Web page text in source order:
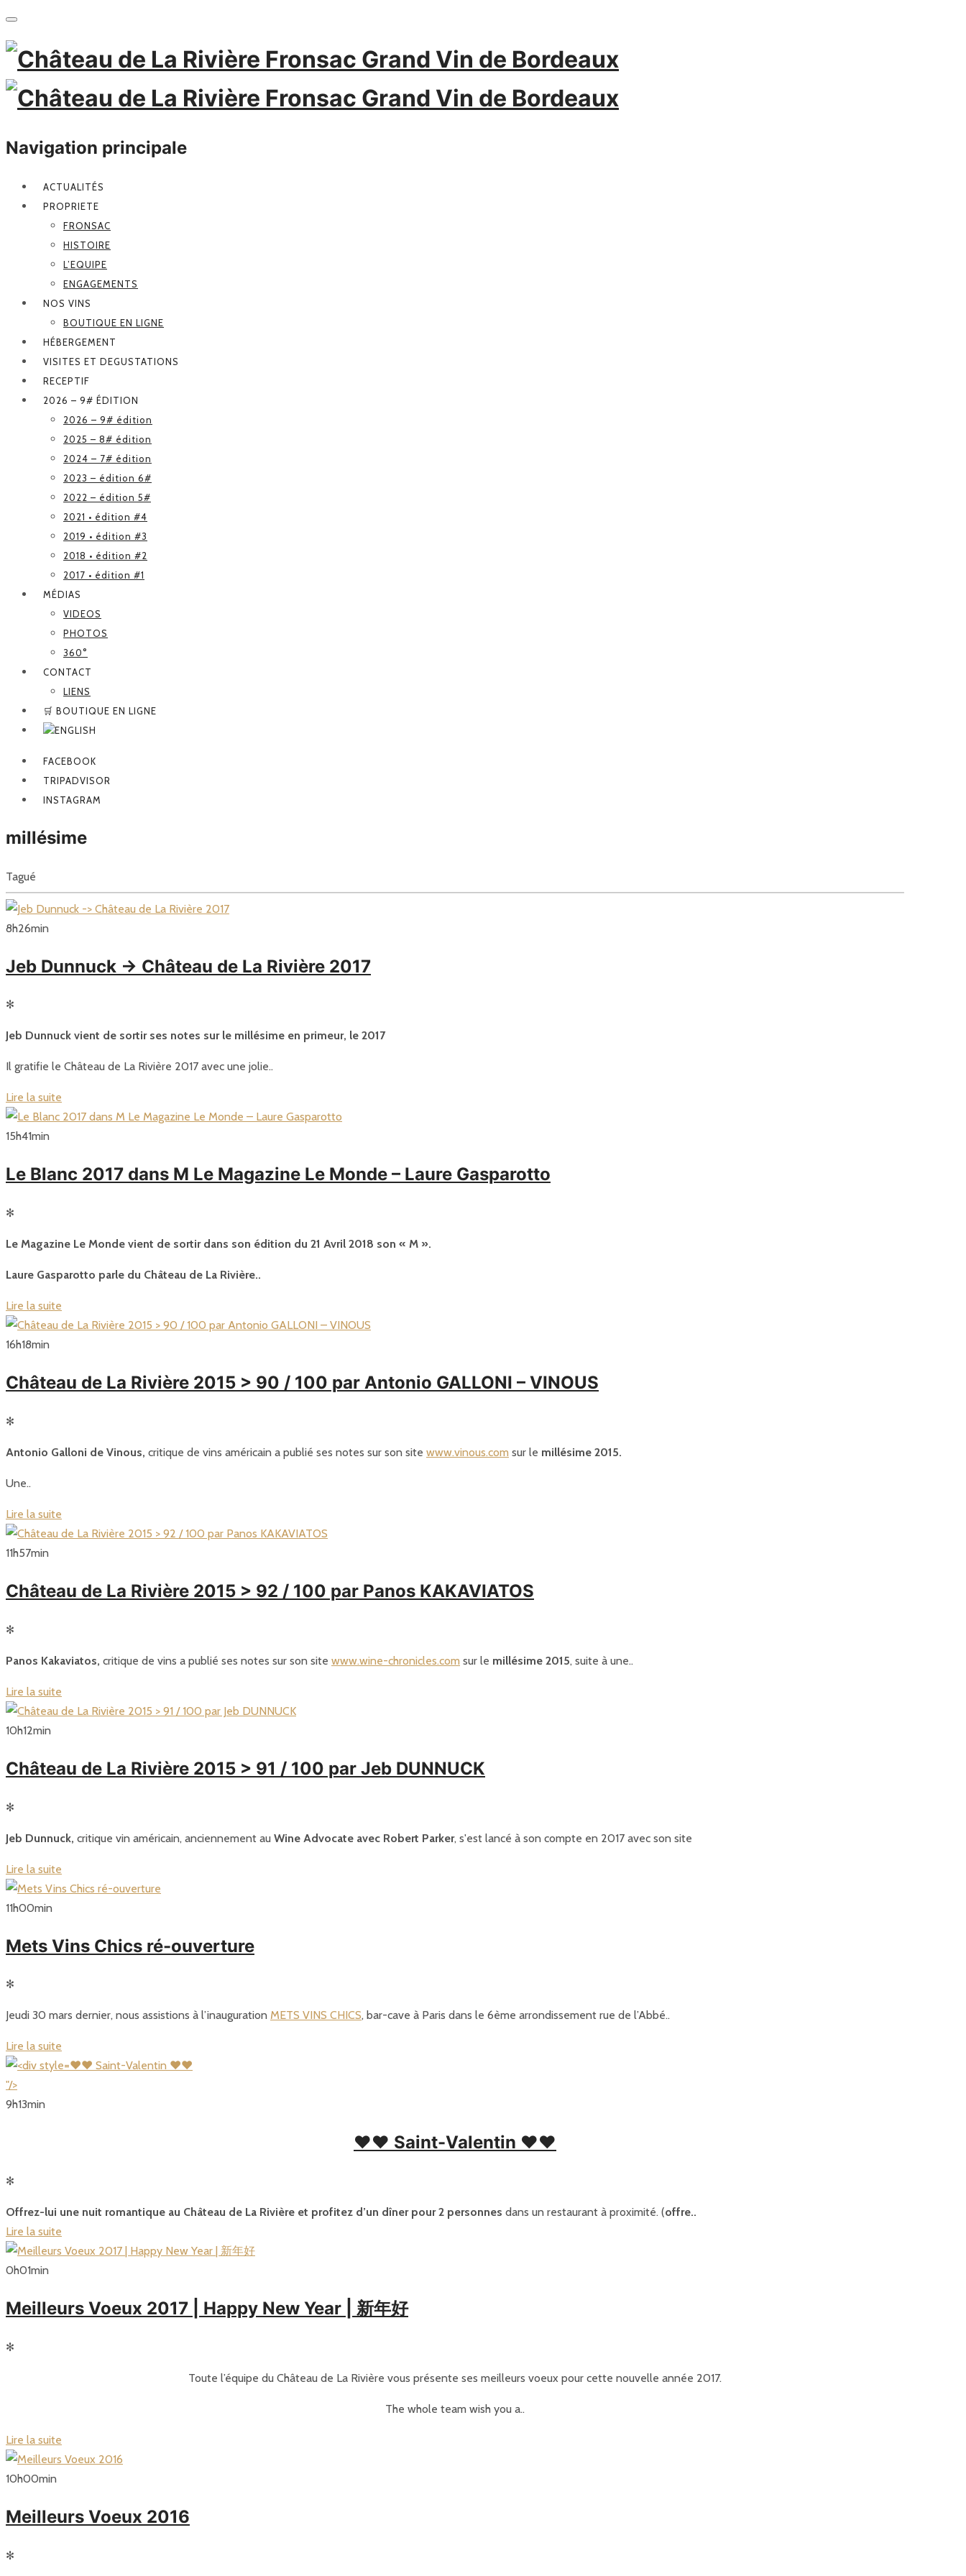
Navigation principale
ACTUALITÉS
PROPRIETE
FRONSAC
HISTOIRE
L’EQUIPE
ENGAGEMENTS
NOS VINS
BOUTIQUE EN LIGNE
HÉBERGEMENT
VISITES ET DEGUSTATIONS
RECEPTIF
2026 – 9# ÉDITION
2026 – 9# édition
2025 – 8# édition
2024 – 7# édition
2023 – édition 6#
2022 – édition 5#
2021 • édition #4
2019 • édition #3
2018 • édition #2
2017 • édition #1
MÉDIAS
VIDEOS
PHOTOS
360°
CONTACT
LIENS
🛒 BOUTIQUE EN LIGNE
FACEBOOK
TRIPADVISOR
INSTAGRAM
millésime
Tagué
8h26min
Jeb Dunnuck -> Château de La Rivière 2017
✻
Jeb Dunnuck vient de sortir ses notes sur le millésime en primeur, le 2017
Il gratifie le Château de La Rivière 2017 avec une jolie..
Lire la suite
15h41min
Le Blanc 2017 dans M Le Magazine Le Monde – Laure Gasparotto
✻
Le Magazine Le Monde vient de sortir dans son édition du 21 Avril 2018 son « M ».
Laure Gasparotto parle du Château de La Rivière..
Lire la suite
16h18min
Château de La Rivière 2015 > 90 / 100 par Antonio GALLONI – VINOUS
✻
Antonio Galloni de Vinous, critique de vins américain a publié ses notes sur son site www.vinous.com sur le millésime 2015.
Une..
Lire la suite
11h57min
Château de La Rivière 2015 > 92 / 100 par Panos KAKAVIATOS
✻
Panos Kakaviatos, critique de vins a publié ses notes sur son site www.wine-chronicles.com sur le millésime 2015, suite à une..
Lire la suite
10h12min
Château de La Rivière 2015 > 91 / 100 par Jeb DUNNUCK
✻
Jeb Dunnuck, critique vin américain, anciennement au Wine Advocate avec Robert Parker, s'est lancé à son compte en 2017 avec son site
Lire la suite
11h00min
Mets Vins Chics ré-ouverture
✻
Jeudi 30 mars dernier, nous assistions à l’inauguration METS VINS CHICS, bar-cave à Paris dans le 6ème arrondissement rue de l’Abbé..
Lire la suite
❤❤ Saint-Valentin ❤❤
"/>
9h13min
❤❤ Saint-Valentin ❤❤
✻
Offrez-lui une nuit romantique au Château de La Rivière et profitez d’un dîner pour 2 personnes dans un restaurant à proximité. (offre..
Lire la suite
0h01min
Meilleurs Voeux 2017 | Happy New Year | 新年好
✻
Toute l’équipe du Château de La Rivière vous présente ses meilleurs voeux pour cette nouvelle année 2017.
The whole team wish you a..
Lire la suite
10h00min
Meilleurs Voeux 2016
✻